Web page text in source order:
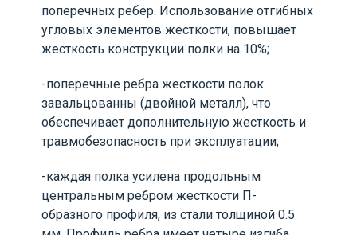
поперечных ребер. Использование отгибных
угловых элементов жесткости, повышает
жесткость конструкции полки на 10%;
-поперечные ребра жесткости полок
завальцованны (двойной металл), что
обеспечивает дополнительную жесткость и
травмобезопасность при эксплуатации;
-каждая полка усилена продольным
центральным ребром жесткости П-
образного профиля, из стали толщиной 0.5